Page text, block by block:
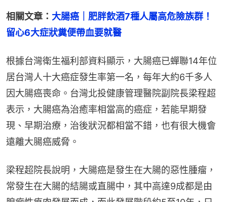
相關文章： 大腸癌｜肥胖飲酒7種人屬高危險族群！
留心6大症狀糞便帶血要就醫
根據台灣衛生福利部資料顯示，大腸癌已蟬聯14年位
居台灣人十大癌症發生率第一名，每年大約6千多人
因大腸癌喪命。台灣北投健康管理醫院副院長梁程超
表示，大腸癌為治癒率相當高的癌症，若能早期發
現、早期治療，治後狀況都相當不錯，也有很大機會
遠離大腸癌威脅。
梁程超院長說明，大腸癌是發生在大腸的惡性腫瘤，
常發生在大腸的結腸或直腸中，其中高達9成都是由